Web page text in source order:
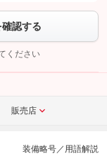
わせを
認する
ください
販売店
装備略号／用語解説